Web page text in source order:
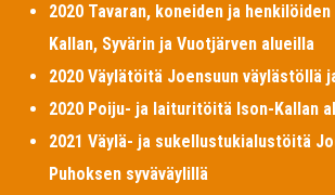
2020 Tavaran, koneiden ja
Kallan, Syvärin ja Vuotjärven alueilla
2020 Väylätöitä Joensuun väylästöllä
2020 Poiju- ja laituritöitä Ison-Kallan
2021 Väylä- ja sukellustukialustöitä
Puhoksen syväväylillä